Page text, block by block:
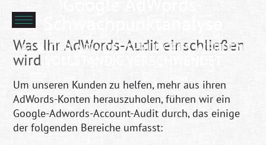
61% DER ADWORDS-BUDGETS WERDEN
Was Ihr AdWords-Audit einschließen
wird
Um unseren Kunden zu helfen, mehr aus ihren
AdWords-Konten herauszuholen, führen wir ein
Google-Adwords-Account-Audit durch, das einige
der folgenden Bereiche umfasst: